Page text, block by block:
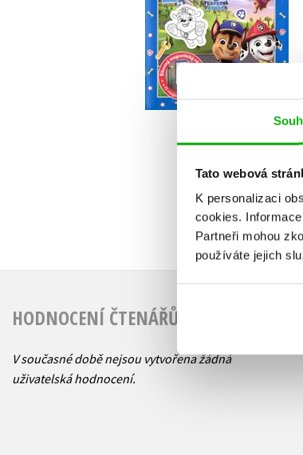
Tato webová
K personalizaci
cookies.
Partneři mohou
používáte jejich
Do košíku
HODNOCENÍ ČTENÁŘŮ
V současné době nejsou vytvořena žádná
uživatelská hodnocení.